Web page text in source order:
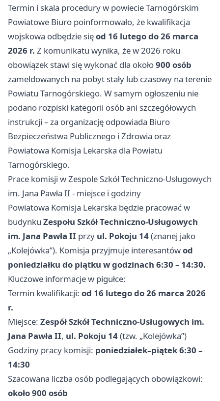
Termin i skala procedury w powiecie Tarnogórskim
Powiatowe Biuro poinformowało, że kwalifikacja
wojskowa odbędzie sięod 16 lutego do 26 marca
2026 r. Z komunikatu wynika, że w 2026 roku
obowiązek stawi się wykonać dla około900 osób
zameldowanych na pobyt stały lub czasowy na terenie
Powiatu Tarnogórskiego. W samym ogłoszeniu nie
podano rozpiski kategorii osób ani szczegółowych
instrukcji – za organizację odpowiada Biuro
Bezpieczeństwa Publicznego i Zdrowia oraz
Powiatowa Komisja Lekarska dla Powiatu
Tarnogórskiego.
Prace komisji w Zespole Szkół Techniczno-Usługowych
im. Jana Pawła II - miejsce i godziny
Powiatowa Komisja Lekarska będzie pracować w
budynku Zespołu Szkół Techniczno-Usługowych
im. Jana Pawła II przy ul. Pokoju 14(znanej jako
„Kolejówka”). Komisja przyjmuje interesantówod
poniedziałku do piątku w godzinach 6:30 – 14:30.
Kluczowe informacje w pigułce:
Termin kwalifikacji: od 16 lutego do 26 marca 2026
r.
Miejsce: Zespół Szkół Techniczno-Usługowych im.
Jana Pawła II, ul. Pokoju 14(tzw. „Kolejówka”)
Godziny pracy komisji: poniedziałek–piątek 6:30 –
14:30
Szacowana liczba osób podlegających obowiązkowi:
około 900 osób